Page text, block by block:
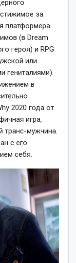
за
платформера
(в Dream
героя) и RPG
или
гениталиями).
в
2020 года от
игра,
транс-мужчина.
с его
себя.